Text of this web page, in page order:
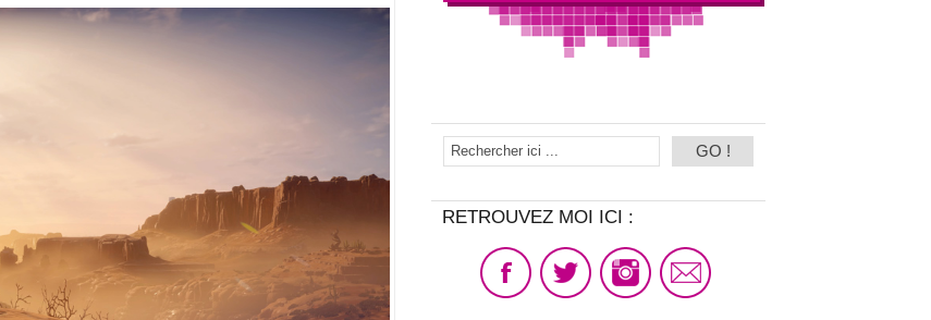
RETROUVEZ MOI ICI :